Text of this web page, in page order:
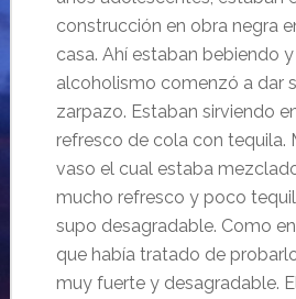
construcción en obra negra
casa. Ahí estaban bebiendo
alcoholismo comenzó a dar
zarpazo. Estaban sirviendo
refresco de cola con tequila.
vaso el cual estaba
mucho refresco y poco
supo desagradable. Como
que había tratado de
muy fuerte y desagradable.